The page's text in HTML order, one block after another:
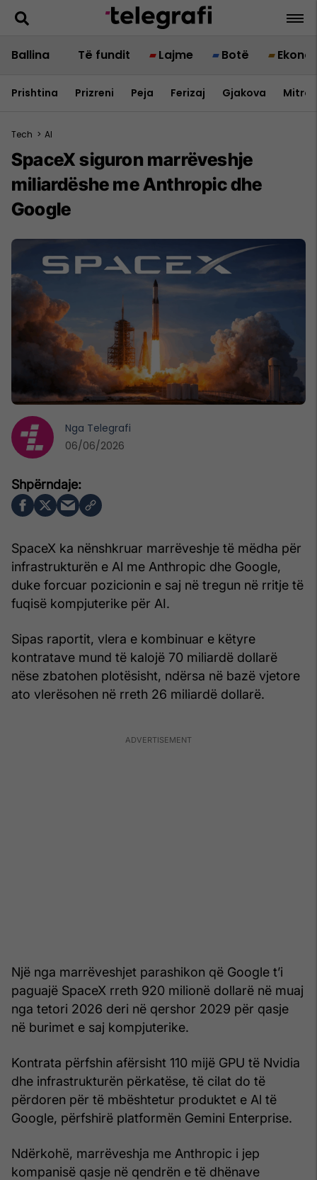
Ballina Të fundit Lajme Botë
Prishtina Prizreni Peja Ferizaj Gjakova
Tech > AI
SpaceX siguron marrëveshje
miliardëshe me Anthropic dhe
Google
SpaceX ka nënshkruar marrëveshje të mëdha për
infrastrukturën e Al me Anthropic dhe Google,
duke forcuar pozicionin e saj në tregun në rritje të
fuqisë kompjuterike për AI.
Sipas raportit, vlera e kombinuar e këtyre
kontratave mund të kalojë 70 miliardë dollarë
nëse zbatohen plotësisht, ndërsa në bazë vjetore
ato vlerësohen në rreth 26 miliardë dollarë.
Një nga marrëveshjet parashikon që Google t’i
paguajë SpaceX rreth 920 milionë dollarë në muaj
nga tetori 2026 deri në qershor 2029 për qasje
në burimet e saj kompjuterike.
Kontrata përfshin afërsisht 110 mijë GPU të Nvidia
dhe infrastrukturën përkatëse, të cilat do të
përdoren për të mbështetur produktet e Al të
Google, përfshirë platformën Gemini Enterprise.
Ndërkohë, marrëveshja me Anthropic i jep
kompanisë qasje në qendrën e të dhënave
Nga Telegrafi
06/06/2026